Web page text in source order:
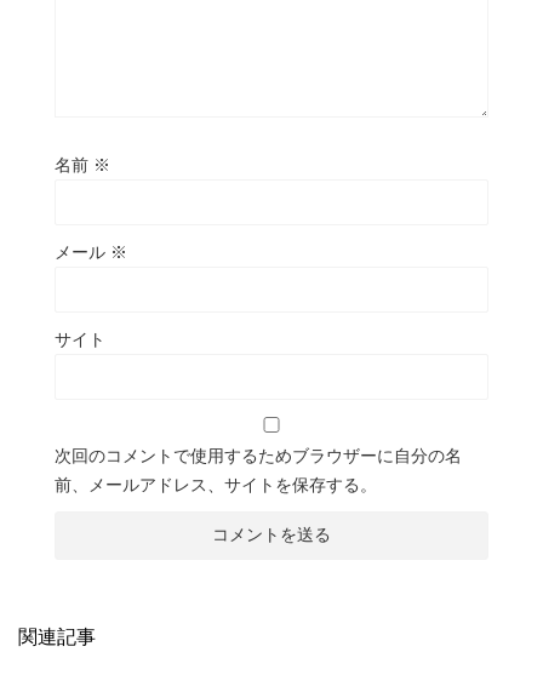
名前 ※
メール ※
サイト
次回のコメントで使用するためブラウザーに自分の名
前、メールアドレス、サイトを保存する。
関連記事